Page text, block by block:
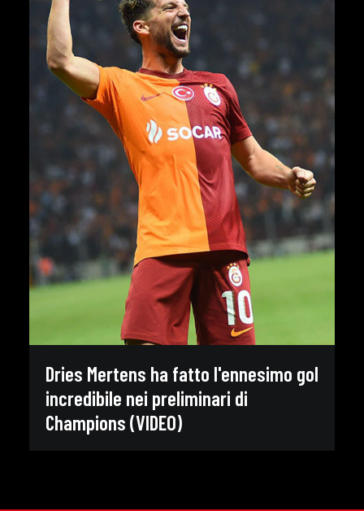
Dries Mertens ha fatto l'ennesimo gol
incredibile nei preliminari di
Champions (VIDEO)